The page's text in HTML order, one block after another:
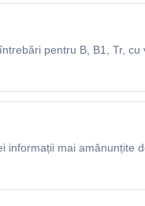
pentru B, B1, Tr,
informații mai amănunțite